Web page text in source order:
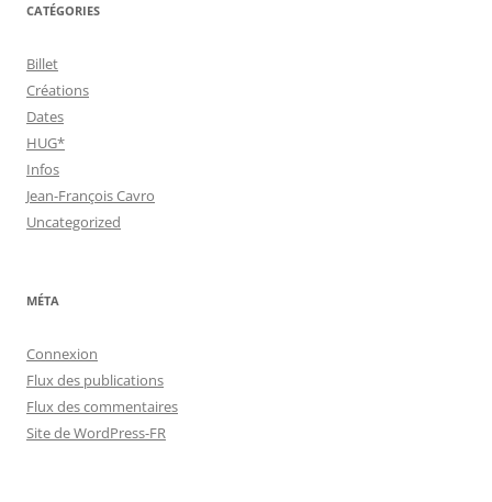
CATÉGORIES
Billet
Créations
Dates
HUG*
Infos
Jean-François Cavro
Uncategorized
MÉTA
Connexion
Flux des publications
Flux des commentaires
Site de WordPress-FR